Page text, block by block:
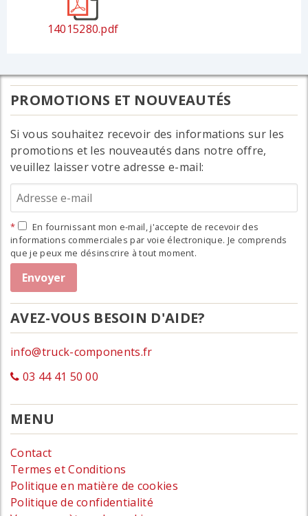
14015280.pdf
PROMOTIONS ET NOUVEAUTÉS
Si vous souhaitez recevoir des informations sur les
promotions et les nouveautés dans notre offre,
veuillez laisser votre adresse e-mail:
En fournissant mon e-mail, j'accepte de recevoir des
informations commerciales par voie électronique. Je comprends
que je peux me désinscrire à tout moment.
AVEZ-VOUS BESOIN D'AIDE?
info@truck-components.fr
03 44 41 50 00
MENU
Contact
Termes et Conditions
Politique en matière de cookies
Politique de confidentialité